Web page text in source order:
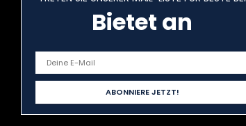
Bietet an